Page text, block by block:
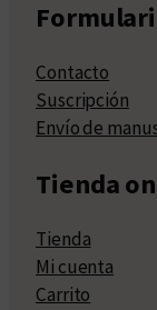
Contacto
Suscripción
Envío de
Tienda
Tienda
Mi cuenta
Carrito